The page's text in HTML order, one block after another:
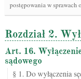
postępowania w sprawach
Rozdział 2.
Art. 16.
sądowego
§ 1. Do wyłączenia